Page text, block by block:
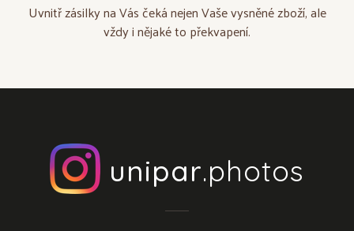
Uvnitř zásilky na Vás čeká nejen Vaše vysněné zboží, ale
vždy i nějaké to překvapení.
unipar.photos